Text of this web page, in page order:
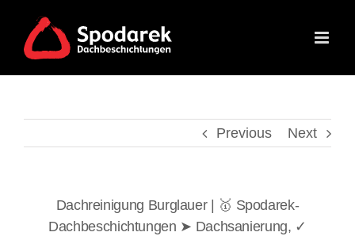
content
Previous Next
Dachreinigung Burglauer | 🥇 Spodarek-
Dachbeschichtungen ➤ Dachsanierung, ✓